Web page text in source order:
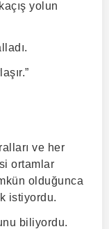
yolun
ve her
ortamlar
olduğunca
istiyordu.
biliyordu.